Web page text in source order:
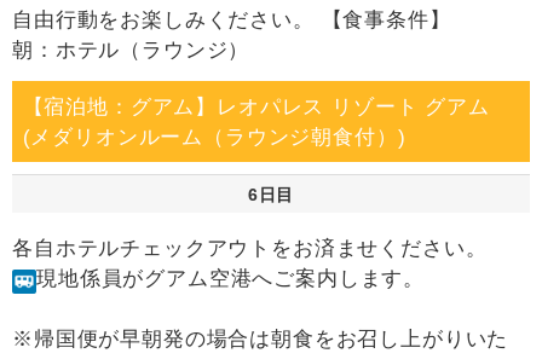
自由行動をお楽しみください。 【食事条件】
朝：ホテル（ラウンジ）
【宿泊地：グアム】レオパレス リゾート グアム
(メダリオンルーム（ラウンジ朝食付）)
6日目
各自ホテルチェックアウトをお済ませください。
現地係員がグアム空港へご案内します。
※帰国便が早朝発の場合は朝食をお召し上がりいた